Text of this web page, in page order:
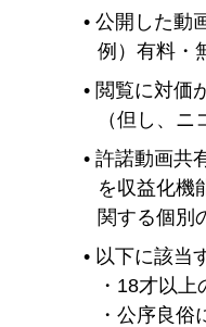
公開した動
例）有料・
閲覧に対価
（但し、
許諾動画共
を収益化機
関する個別
以下に該当
・18才以
・公序良俗